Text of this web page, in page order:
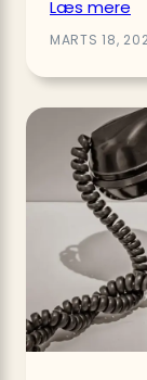
Læs mere
MARTS 18,